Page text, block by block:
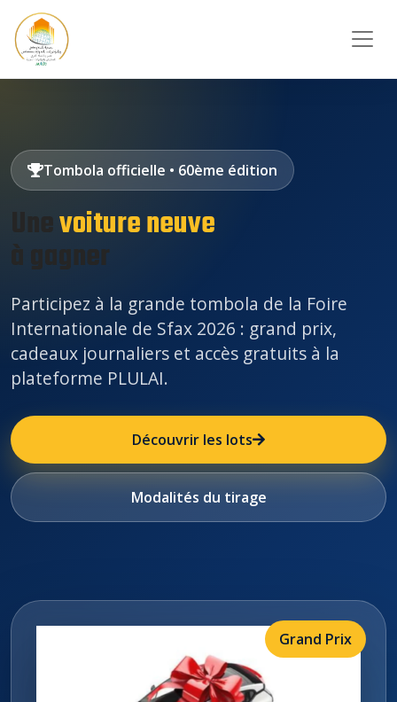
Tombola officielle • 60ème édition
Unevoiture neuve
à gagner
Participez à la grande tombola de la Foire
Internationale de Sfax 2026 : grand prix,
cadeaux journaliers et accès gratuits à la
plateforme PLULAI.
Découvrir les lots
Modalités du tirage